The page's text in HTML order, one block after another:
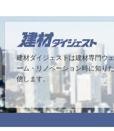
建材ダイジェストは建材専門ウ
ーム・リノベーション時に知り
信します。